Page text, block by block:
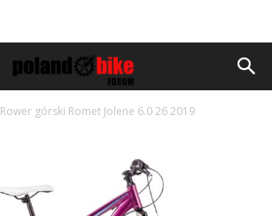
Rower górski Romet Jolene 6.0 26 2019